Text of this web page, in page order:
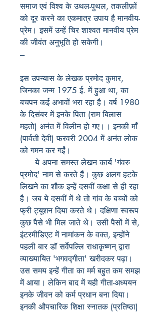
समाज एवं विश्व के उथल-पुथल, तकलीफ़ों
को दूर करने का एकमात्र उपाय है मानवीय-
प्रेम। इसमें उन्हें चिर शाश्वत मानवीय प्रेम
की जीवंत अनुभूति हो सकेगी।
---
इस उपन्यास के लेखक प्रमोद कुमार,
जिनका जन्म 1975 ई. में हुआ था, का
बचपन कई अभावों भरा रहा है। वर्ष 1980
के दिसंबर में इनके पिता (राम बिलास
महतो) अनंत में विलीन हो गए।। इनकी माँ
(पार्वती देवी) फरवरी 2004 में अनंत लोक
को गमन कर गईं।
ये अपना समस्त लेखन कार्य 'गंवरु
प्रमोद' नाम से करते हैं। कुछ अलग हटके
लिखने का शौक इन्हें दसवीं कक्षा से ही रहा
है। जब ये दसवीं में थे तो गांव के बच्चों को
फ्री ट्यूशन दिया करते थे। दक्षिणा स्वरूप
कुछ पैसे भी मिल जाते थे। उसी पैसों में से,
इंटरमीडिएट में नामांकन के वक्त, इन्होंने
पहली बार डॉ सर्वेपल्लि राधाकृष्णन् द्वारा
व्याख्यायित 'भगवद्गीता' खरीदकर पढ़ा।
उस समय इन्हें गीता का मर्म बहुत कम समझ
में आया। लेकिन बाद में यही गीता-अध्ययन
इनके जीवन को कर्म प्रधान बना दिया।
इनकी औपचारिक शिक्षा स्नातक (प्रतिष्ठा)